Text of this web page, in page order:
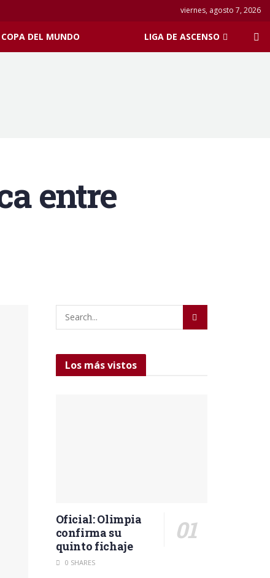
viernes, agosto 7, 2026
COPA DEL MUNDO LIGA DE ASCENSO
entre
Los más vistos
Oficial: Olimpia
confirma su
quinto fichaje
0 SHARES